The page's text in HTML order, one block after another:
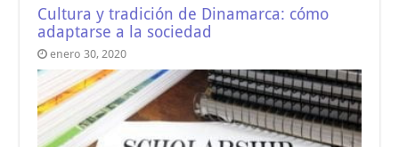
Cultura y tradición de Dinamarca: cómo
adaptarse a la sociedad
enero 30, 2020